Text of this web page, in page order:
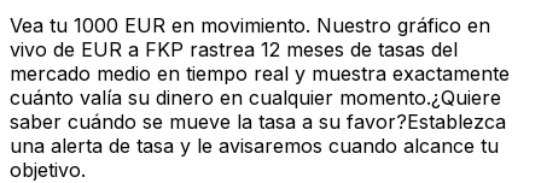
Vea tu 1000 EUR en movimiento. Nuestro gráfico en
vivo de EUR a FKP rastrea 12 meses de tasas del
mercado medio en tiempo real y muestra exactamente
cuánto valía su dinero en cualquier momento.¿Quiere
saber cuándo se mueve la tasa a su favor?Establezca
una alerta de tasa y le avisaremos cuando alcance tu
objetivo.